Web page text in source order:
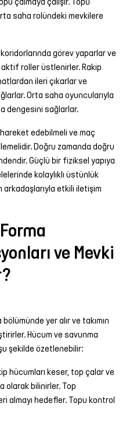
saha rolündeki mevkilere
görev yaparlar ve
roller üstlenirler. Rakip
ileri çıkarlar ve
Orta saha oyuncularıyla
dengesini sağlarlar.
edebilmeli ve maç
Doğru zamanda doğru
Güçlü bir fiziksel yapıya
kolaylıklı üstünlük
arkadaşlarıyla etkili iletişim
ve Mevki
yer alır ve takımın
Hücum ve savunma
şekilde özetlenebilir:
hücumları keser, top çalar ve
olarak bilinirler. Top
almayı hedefler. Topu kontrol